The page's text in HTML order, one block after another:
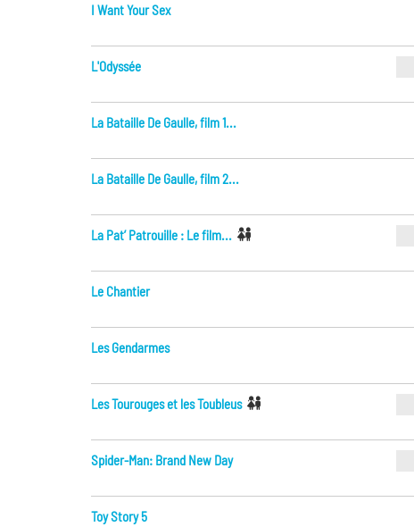
I Want Your Sex
L'Odyssée
La Bataille De Gaulle, film 1...
La Bataille De Gaulle, film 2...
La Pat’ Patrouille : Le film...
Le Chantier
Les Gendarmes
Les Tourouges et les Toubleus
Spider-Man: Brand New Day
Toy Story 5